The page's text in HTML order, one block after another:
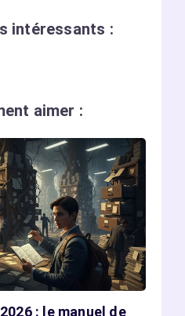
intéressants :
aimer :
: le manuel de